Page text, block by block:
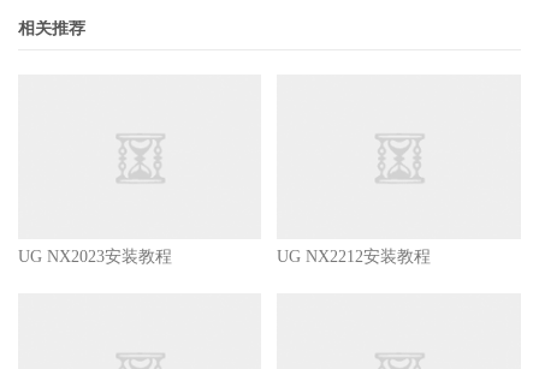
相关推荐
UG NX2023安装教程 UG NX2212安装教程